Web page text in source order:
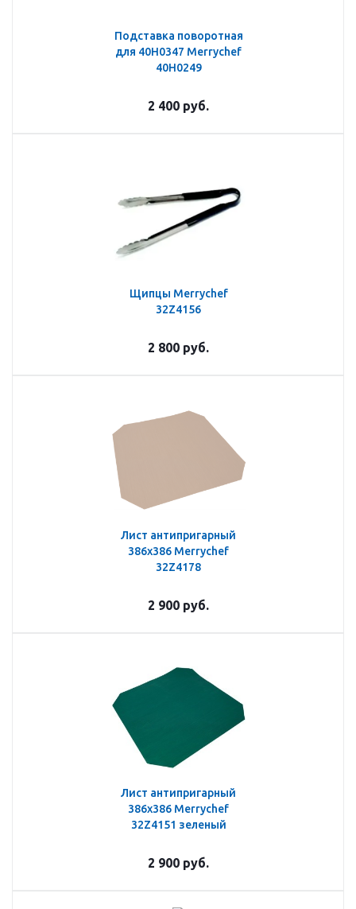
Подставка поворотная
для 40H0347 Merrychef
40H0249
2 400 руб.
Щипцы Merrychef
32Z4156
2 800 руб.
Лист антипригарный
386х386 Merrychef
32Z4178
2 900 руб.
Лист антипригарный
386х386 Merrychef
32Z4151 зеленый
2 900 руб.